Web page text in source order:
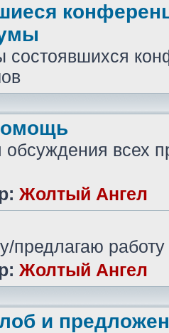
состоявшихся
всех
Жолтый Ангел
предлагаю
Жолтый Ангел
и